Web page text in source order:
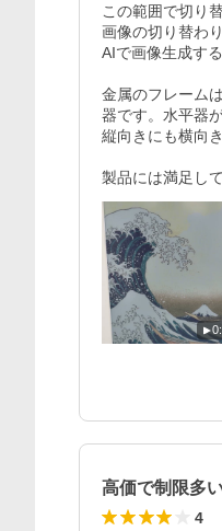
この範囲で切り
画像の切り替わ
AIで画像生成す
金属のフレーム
器です。水平器
縦向きにも横向
製品には満足し
高価で制限多
4